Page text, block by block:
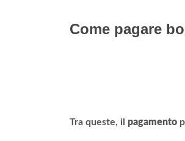
Come pagare
Tra queste, il pagamento